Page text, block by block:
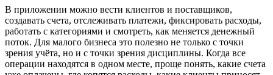
В приложении можно вести клиентов и поставщиков,
создавать счета, отслеживать платежи, фиксировать расходы,
работать с категориями и смотреть, как меняется денежный
поток. Для малого бизнеса это полезно не только с точки
зрения учёта, но и с точки зрения дисциплины. Когда все
операции находятся в одном месте, проще понять, какие счета